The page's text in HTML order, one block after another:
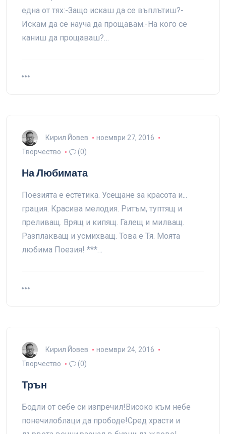
една от тях:-Защо искаш да се въплътиш?-
Искам да се науча да прощавам.-На кого се
каниш да прощаваш?…
Кирил Йовев
ноември 27, 2016
Творчество
(0)
На Любимата
Поезията е естетика. Усещане за красота и...
грация. Красива мелодия. Ритъм, туптящ и
преливащ. Врящ и кипящ. Галещ и милващ.
Разплакващ и усмихващ. Това е Тя. Моята
любима Поезия! ***…
Кирил Йовев
ноември 24, 2016
Творчество
(0)
Трън
Бодли от себе си изпречил!Високо към небе
понечилоблаци да прободе!Сред храсти и